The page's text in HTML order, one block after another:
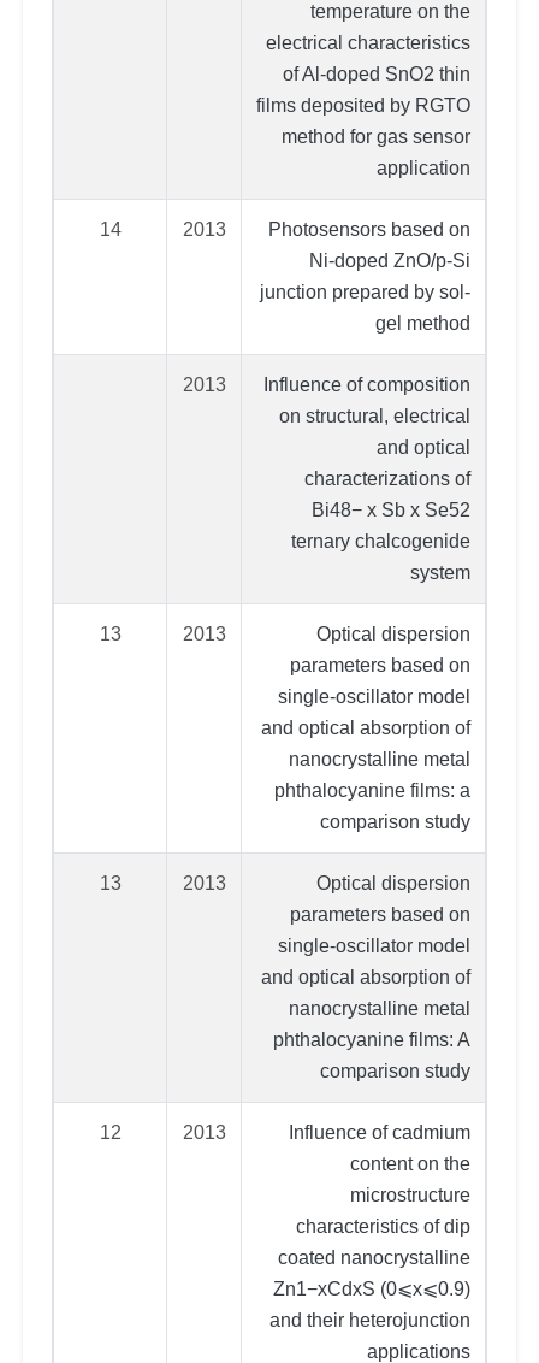
temperature on the
electrical characteristics
of Al-doped SnO2 thin
films deposited by RGTO
method for gas sensor
application
Photosensors based on
Ni-doped ZnO/p-Si
junction prepared by sol-
gel method
2013
14
Influence of composition
on structural, electrical
and optical
characterizations of
Bi48− x Sb x Se52
ternary chalcogenide
system
2013
Optical dispersion
parameters based on
single-oscillator model
and optical absorption of
nanocrystalline metal
phthalocyanine films: a
comparison study
2013
13
Optical dispersion
parameters based on
single-oscillator model
and optical absorption of
nanocrystalline metal
phthalocyanine films: A
comparison study
2013
13
Influence of cadmium
content on the
microstructure
characteristics of dip
coated nanocrystalline
Zn1−xCdxS (0⩽x⩽0.9)
and their heterojunction
applications
2013
12